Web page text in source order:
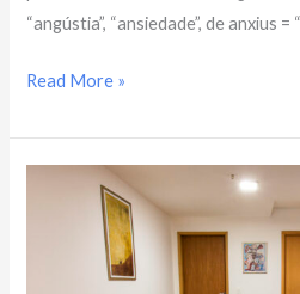
“angústia”, “ansiedade”, de anxius
Read More »
PSICOTERAPIA